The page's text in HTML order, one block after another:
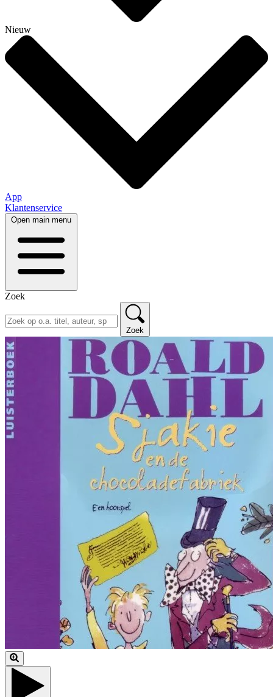
Nieuw
App
Klantenservice
Open main menu
Zoek
Zoek